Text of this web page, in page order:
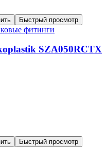
Быстрый просмотр
фитинги
SZA050RCTX
Быстрый просмотр